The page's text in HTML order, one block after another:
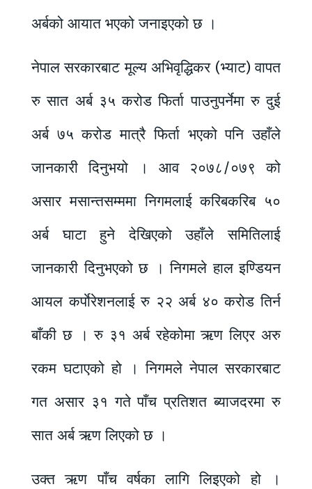
अर्बको आयात भएको जनाइएको छ ।
नेपाल सरकारबाट मूल्य अभिवृद्धिकर (भ्याट) वापत
रु सात अर्ब ३५ करोड फिर्ता पाउनुपर्नेमा रु दुई
अर्ब ७५ करोड मात्रै फिर्ता भएको पनि उहाँले
जानकारी दिनुभयो । आव २०७८/०७९ को
असार मसान्तसम्ममा निगमलाई करिबकरिब ५०
अर्ब घाटा हुने देखिएको उहाँले समितिलाई
जानकारी दिनुभएको छ । निगमले हाल इण्डियन
आयल कर्पाेरेशनलाई रु २२ अर्ब ४० करोड तिर्न
बाँकी छ । रु ३१ अर्ब रहेकोमा ऋण लिएर अरु
रकम घटाएको हो । निगमले नेपाल सरकारबाट
गत असार ३१ गते पाँच प्रतिशत ब्याजदरमा रु
सात अर्ब ऋण लिएको छ ।
उक्त ऋण पाँच वर्षका लागि लिइएको हो ।